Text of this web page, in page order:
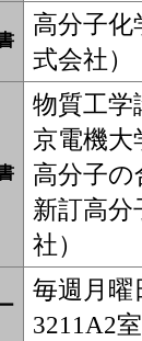
高分子
式会社）
物質工
京電機大
高分子の
新訂高分
社）
毎週月曜
3211A2室